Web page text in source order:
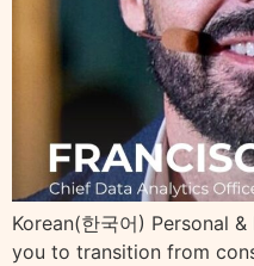
Korean(한국어) Personal
you to transition from